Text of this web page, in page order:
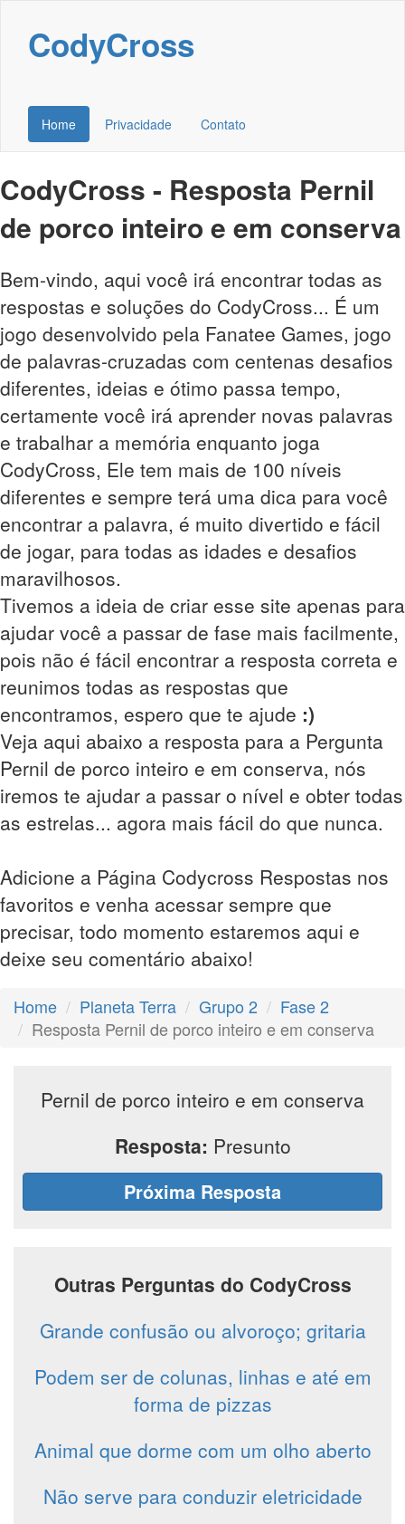
CodyCross
Home Privacidade Contato
CodyCross - Resposta Pernil
de porco inteiro e em conserva
Bem-vindo, aqui você irá encontrar todas as
respostas e soluções do CodyCross... É um
jogo desenvolvido pela Fanatee Games, jogo
de palavras-cruzadas com centenas desafios
diferentes, ideias e ótimo passa tempo,
certamente você irá aprender novas palavras
e trabalhar a memória enquanto joga
CodyCross, Ele tem mais de 100 níveis
diferentes e sempre terá uma dica para você
encontrar a palavra, é muito divertido e fácil
de jogar, para todas as idades e desafios
maravilhosos.
Tivemos a ideia de criar esse site apenas para
ajudar você a passar de fase mais facilmente,
pois não é fácil encontrar a resposta correta e
reunimos todas as respostas que
encontramos, espero que te ajude :)
Veja aqui abaixo a resposta para a Pergunta
Pernil de porco inteiro e em conserva, nós
iremos te ajudar a passar o nível e obter todas
as estrelas... agora mais fácil do que nunca.
Adicione a Página Codycross Respostas nos
favoritos e venha acessar sempre que
precisar, todo momento estaremos aqui e
deixe seu comentário abaixo!
Home Planeta Terra Grupo 2
Fase 2
Resposta Pernil de porco inteiro e em conserva
Pernil de porco inteiro e em conserva
Resposta: Presunto
Próxima Resposta
Outras Perguntas do CodyCross
Grande confusão ou alvoroço; gritaria
Podem ser de colunas, linhas e até em
forma de pizzas
Animal que dorme com um olho aberto
Não serve para conduzir eletricidade